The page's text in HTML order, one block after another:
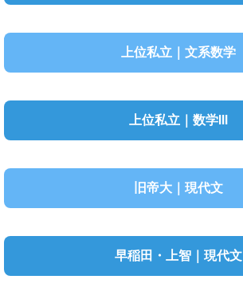
上位私立｜文系数学
上位私立｜数学III
旧帝大｜現代文
早稲田・上智｜現代文